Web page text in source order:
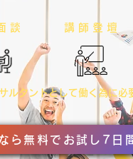
談 ​講 師 登 壇
ルタントとして働く為に
ら無料でお試し7日